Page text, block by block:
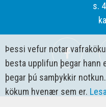
s.
Þessi vefur notar
besta upplifun þegar hann
þegar þú samþykkir
kökum hvenær sem er.